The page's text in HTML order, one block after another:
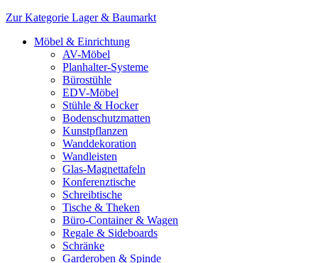
Zur Kategorie Lager & Baumarkt
Möbel & Einrichtung
AV-Möbel
Planhalter-Systeme
Bürostühle
EDV-Möbel
Stühle & Hocker
Bodenschutzmatten
Kunstpflanzen
Wanddekoration
Wandleisten
Glas-Magnettafeln
Konferenztische
Schreibtische
Tische & Theken
Büro-Container & Wagen
Regale & Sideboards
Schränke
Garderoben & Spinde